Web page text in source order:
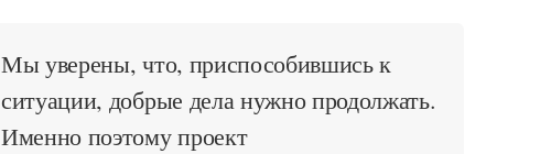
Мы уверены, что, приспособившись к
ситуации, добрые дела нужно продолжать.
Именно поэтому проект